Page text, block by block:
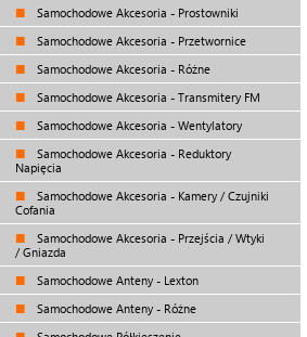
Samochodowe Akcesoria - Prostowniki
Samochodowe Akcesoria - Przetwornice
Samochodowe Akcesoria - Różne
Samochodowe Akcesoria - Transmitery FM
Samochodowe Akcesoria - Wentylatory
Samochodowe Akcesoria - Reduktory
Napięcia
Samochodowe Akcesoria - Kamery / Czujniki
Cofania
Samochodowe Akcesoria - Przejścia / Wtyki
/ Gniazda
Samochodowe Anteny - Lexton
Samochodowe Anteny - Różne